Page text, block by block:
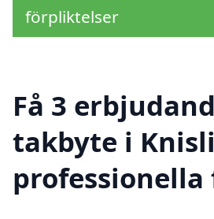
förpliktelser
Få 3
takbyte i
professionella